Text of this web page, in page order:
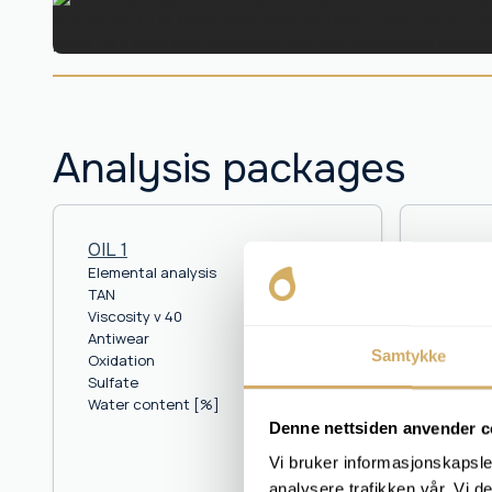
Samtykke
Denne nettsiden anvender
Vi bruker
Analysis packages
OIL 1
Elemental analysis
TAN
Viscosity v 40
Antiwear
Oxidation
Sulfate
Water content [%]
PQ
Water